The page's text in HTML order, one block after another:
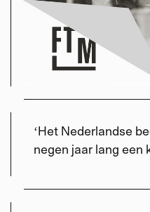
ʻHet Nederlandse
negen jaar lang een